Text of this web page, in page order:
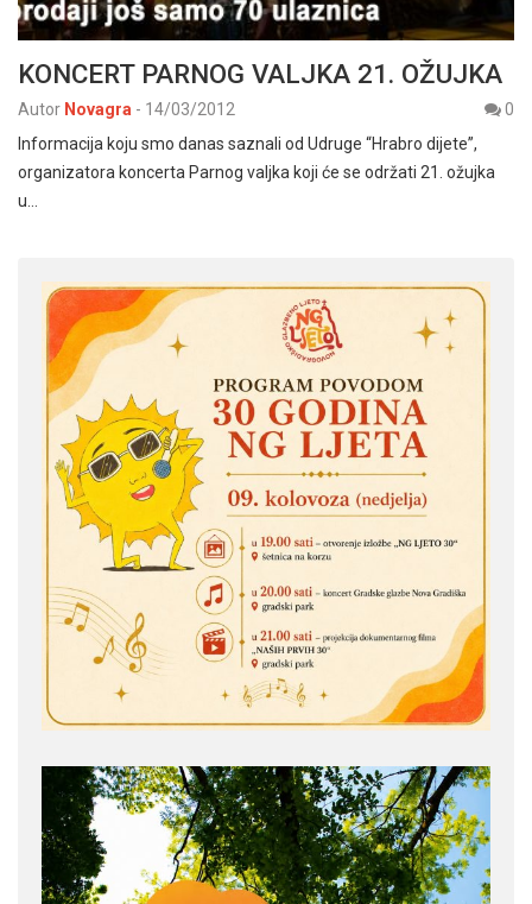
KONCERT PARNOG VALJKA 21. OŽUJKA
Autor Novagra - 14/03/2012
0
Informacija koju smo danas saznali od Udruge “Hrabro dijete”,
organizatora koncerta Parnog valjka koji će se održati 21. ožujka
u…